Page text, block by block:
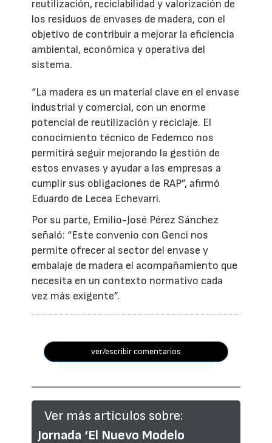
reutilización, reciclabilidad y valorización de
los residuos de envases de madera, con el
objetivo de contribuir a mejorar la eficiencia
ambiental, económica y operativa del
sistema.
“La madera es un material clave en el envase
industrial y comercial, con un enorme
potencial de reutilización y reciclaje. El
conocimiento técnico de Fedemco nos
permitirá seguir mejorando la gestión de
estos envases y ayudar a las empresas a
cumplir sus obligaciones de RAP”, afirmó
Eduardo de Lecea Echevarri.
Por su parte, Emilio-José Pérez Sánchez
señaló: “Este convenio con Genci nos
permite ofrecer al sector del envase y
embalaje de madera el acompañamiento que
necesita en un contexto normativo cada
vez más exigente”.
ver/escribir comentarios
Ver más artículos sobre:
Jornada ‘El Nuevo Modelo